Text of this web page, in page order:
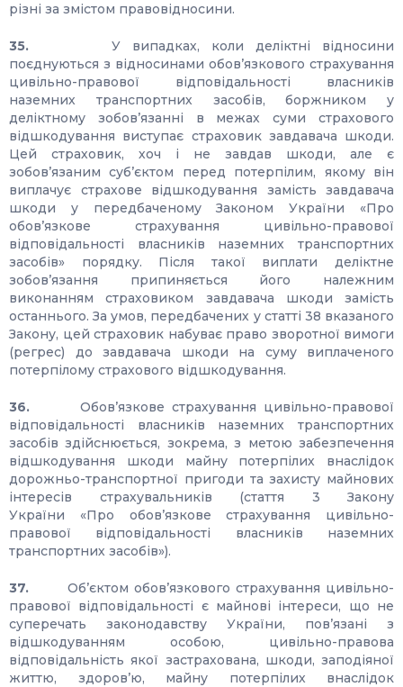
різні за змістом правовідносини.
35. У випадках, коли деліктні відносини
поєднуються з відносинами обов’язкового страхування
цивільно-правової відповідальності власників
наземних транспортних засобів, боржником у
деліктному зобов’язанні в межах суми страхового
відшкодування виступає страховик завдавача шкоди.
Цей страховик, хоч і не завдав шкоди, але є
зобов’язаним суб’єктом перед потерпілим, якому він
виплачує страхове відшкодування замість завдавача
шкоди у передбаченому Законом України «Про
обов’язкове страхування цивільно-правової
відповідальності власників наземних транспортних
засобів» порядку. Після такої виплати деліктне
зобов’язання припиняється його належним
виконанням страховиком завдавача шкоди замість
останнього. За умов, передбачених у статті 38 вказаного
Закону, цей страховик набуває право зворотної вимоги
(регрес) до завдавача шкоди на суму виплаченого
потерпілому страхового відшкодування.
36. Обов’язкове страхування цивільно-правової
відповідальності власників наземних транспортних
засобів здійснюється, зокрема, з метою забезпечення
відшкодування шкоди майну потерпілих внаслідок
дорожньо-транспортної пригоди та захисту майнових
інтересів страхувальників (стаття 3 Закону
України «Про обов’язкове страхування цивільно-
правової відповідальності власників наземних
транспортних засобів»).
37. Об’єктом обов’язкового страхування цивільно-
правової відповідальності є майнові інтереси, що не
суперечать законодавству України, пов’язані з
відшкодуванням особою, цивільно-правова
відповідальність якої застрахована, шкоди, заподіяної
життю, здоров’ю, майну потерпілих внаслідок